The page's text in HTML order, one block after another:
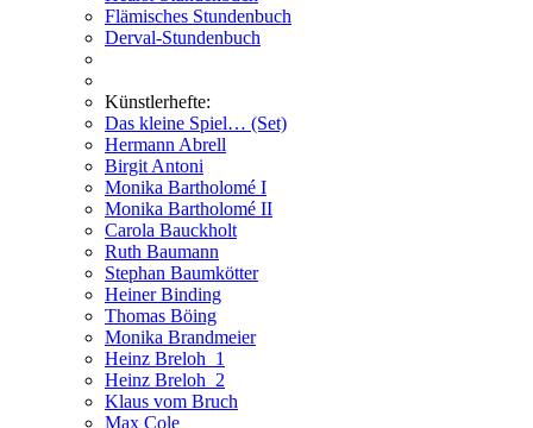
Flämisches Stundenbuch
Derval-Stundenbuch
Künstlerhefte:
Das kleine Spiel… (Set)
Hermann Abrell
Birgit Antoni
Monika Bartholomé I
Monika Bartholomé II
Carola Bauckholt
Ruth Baumann
Stephan Baumkötter
Heiner Binding
Thomas Böing
Monika Brandmeier
Heinz Breloh_1
Heinz Breloh_2
Klaus vom Bruch
Max Cole